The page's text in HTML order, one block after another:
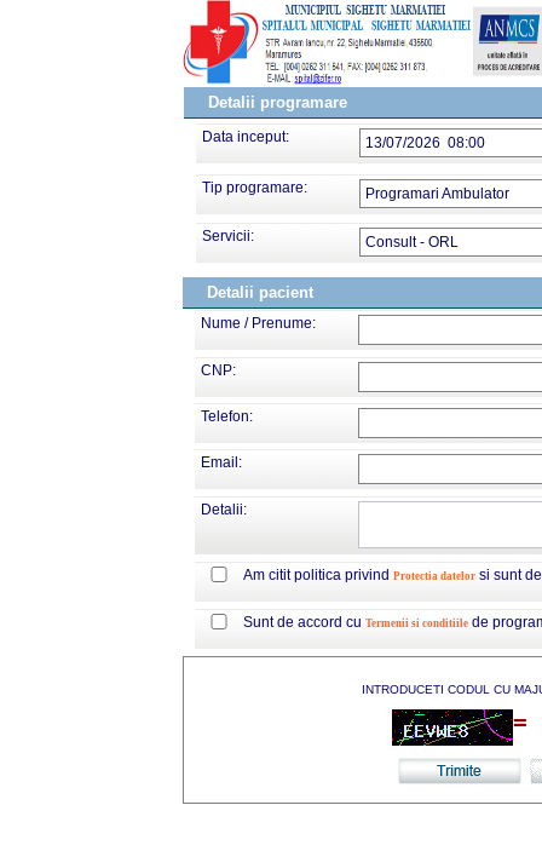
Detalii programare
Data inceput: 13/07/2026 08:00
Tip programare: Programari Ambulator
Servicii: Consult - ORL
Detalii pacient
Nume / Prenume:
CNP:
Telefon:
Email:
Detalii:
Am citit politica privind Protectia datelor si sunt
Sunt de accord cu Termenii si conditiile de
INTRODUCETI CODUL CU
=